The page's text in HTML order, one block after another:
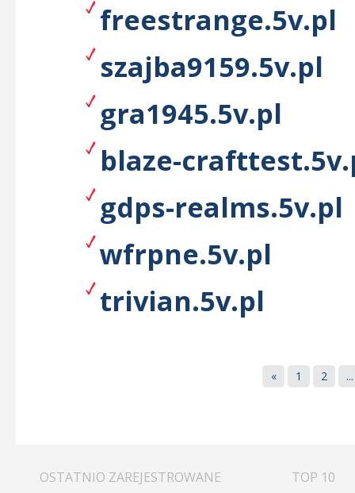
freestrange.5v.pl
szajba9159.5v.pl
gra1945.5v.pl
blaze-
gdps-realms.5v.pl
wfrpne.5v.pl
trivian.5v.pl
« 1 2 ...
OSTATNIO ZAREJESTROWANE TOP 10